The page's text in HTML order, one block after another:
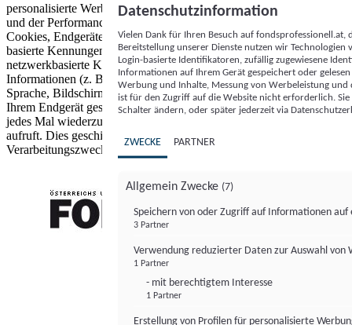
personalisierte Werbung und Inhalte, Messung von Werbeleistung
und der Performance von Inhalten sowie Zielgruppenforschung.
Cookies, Endgeräte- oder ähnliche Online-Kennungen (z. B. login-
basierte Kennungen, zufällig generierte Kennungen,
netzwerkbasierte Kennungen) können zusammen mit anderen
Informationen (z. B. Browsertyp und Browserinformationen,
Sprache, Bildschirmgröße, unterstützte Technologien usw.) auf
Ihrem Endgerät gespeichert oder von dort ausgelesen werden, um es
jedes Mal wiederzuerkennen, wenn es eine App oder einer Webseite
aufruft. Dies geschieht für einen oder mehrere der hier aufgeführten
Verarbeitungszwecke.
Datenschutzinformation
Vielen Dank für Ihren Besuch auf
Bereitstellung unserer Dienste nutzen wir Technologien
Login-basierte Identifikatoren, zufällig zugewiesene
Informationen auf Ihrem Gerät gespeichert oder
Werbung und Inhalte, Messung von Werbeleistung
ist für den Zugriff auf die Website nicht erforderlich.
Schalter ändern, oder später jederzeit via
ZWECKE PARTNER
Allgemein Zwecke (7)
Speichern von oder Zugriff auf Informationen auf
3 Partner
Verwendung reduzierter Daten zur Auswahl von
1 Partner
- mit berechtigtem Interesse
1 Partner
Erstellung von Profilen für personalisierte
FONDS professionell